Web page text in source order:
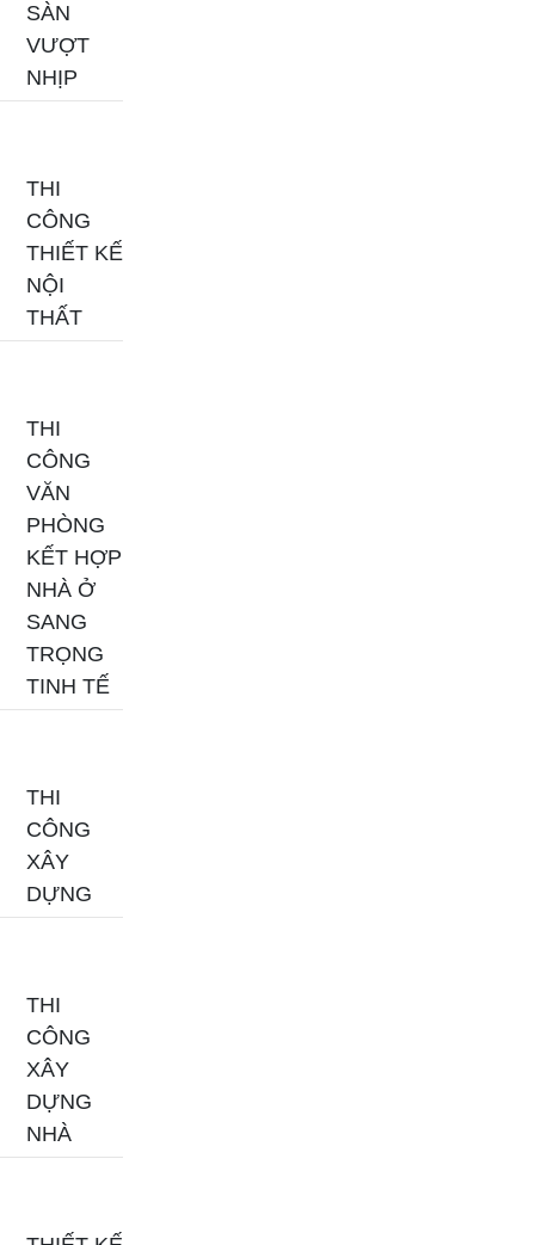
SÀN
VƯỢT
NHỊP
THI
CÔNG
THIẾT KẾ
NỘI
THẤT
THI
CÔNG
VĂN
PHÒNG
KẾT HỢP
NHÀ Ở
SANG
TRỌNG
TINH TẾ
THI
CÔNG
XÂY
DỰNG
THI
CÔNG
XÂY
DỰNG
NHÀ